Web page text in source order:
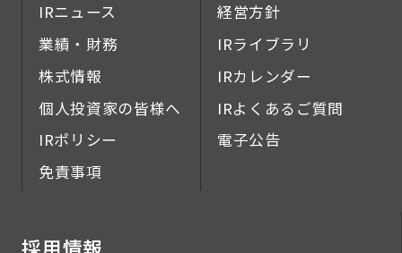
IRニュース
経営方針
業績・財務
IRライブラリ
株式情報
IRカレンダー
個人投資家の皆様へ
IRよくあるご質問
IRポリシー
電子公告
免責事項
採用情報